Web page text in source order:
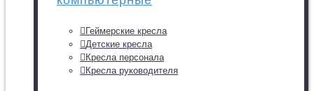
Геймерские кресла
Детские кресла
Кресла персонала
Кресла руководителя